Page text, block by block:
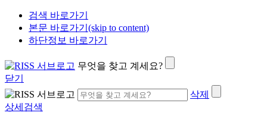
검색 바로가기
본문 바로가기(skip to content)
하단정보 바로가기
무엇을 찾고 계세요?
닫기
삭제
상세검색